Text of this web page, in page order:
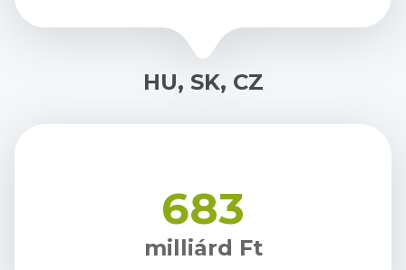
HU, SK, CZ
683
milliárd Ft